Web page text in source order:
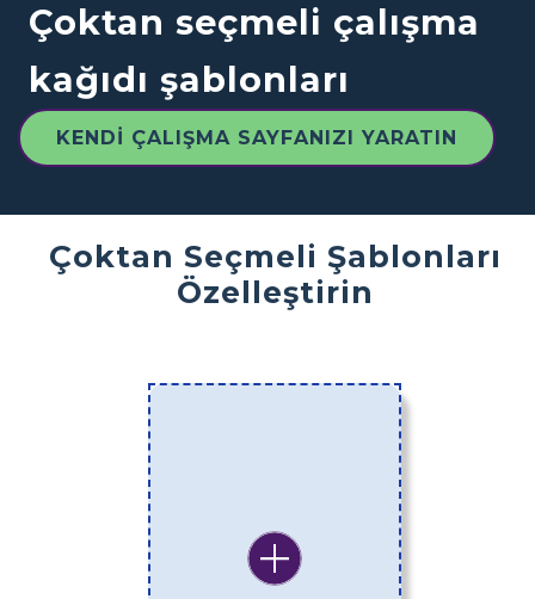
Çoktan seçmeli çalışma
kağıdı şablonları
KENDI ÇALIŞMA SAYFANIZI YARATIN
Çoktan Seçmeli Şablonları
Özelleştirin